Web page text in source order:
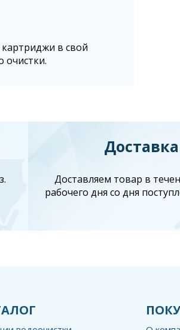
в свой
очистки.
Доставка
Доставляем товар в
рабочего дня со дня